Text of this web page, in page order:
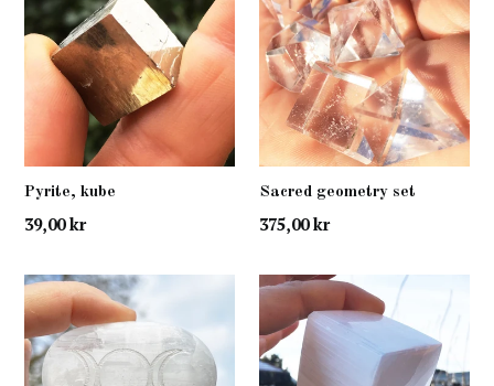
Pyrite, kube
normal
39,00 kr
Sacred geometry set
normal
375,00 kr